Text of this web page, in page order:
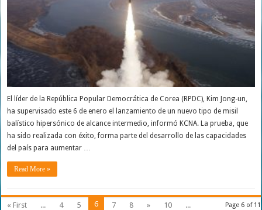
El líder de la República Popular Democrática de Corea (RPDC), Kim Jong-un,
ha supervisado este 6 de enero el lanzamiento de un nuevo tipo de misil
balístico hipersónico de alcance intermedio, informó KCNA. La prueba, que
ha sido realizada con éxito, forma parte del desarrollo de las capacidades
del país para aumentar …
Read More »
Page 6 of 11
« First ... 4 5 6 7 8 » 10
...